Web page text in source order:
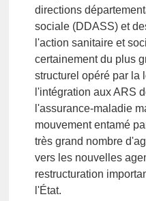
directions
sociale (DDASS) et
l'action sanitaire et
certainement du plus
structurel opéré par la
l'intégration aux ARS
l'assurance-maladie
mouvement entamé
très grand nombre
vers les nouvelles
restructuration
l'État.